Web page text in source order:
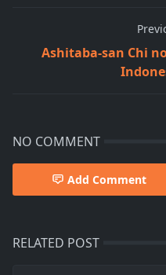
Ashitaba-san Chi
NO COMMENT
Add Comment
RELATED POST